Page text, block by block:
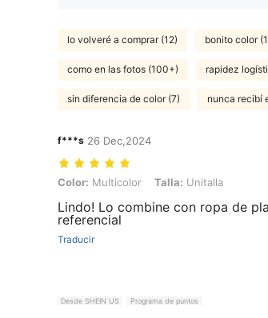
lo volveré a comprar (12) bonito color
como en las fotos (100+) rapidez
sin diferencia de color (7) nunca recibí
f***s 26 Dec,2024
Color: Multicolor, Talla: Unitalla
Color: Multicolor Talla: Unitalla
Lindo! Lo combine con ropa de
referencial
Traducir
Desde SHEIN US Programa de puntos